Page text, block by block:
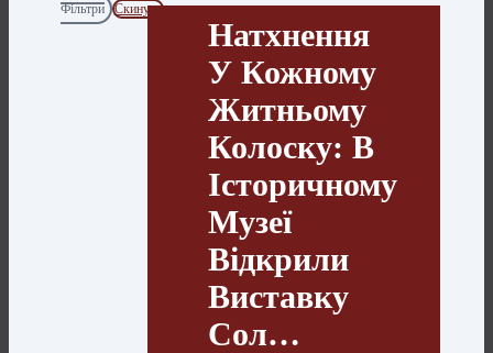
Фільтри
Скинути
Натхнення
У Кожному
Житньому
Колоску: В
Історичному
Музеї
Відкрили
Виставку
Сол…